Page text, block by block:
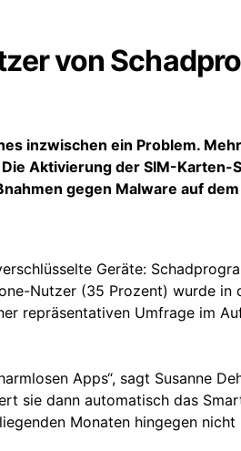
von
inzwischen ein Problem.
Aktivierung der SIM-Karten-
gegen Malware auf
Geräte:
Nutzer (35 Prozent) wurde in
repräsentativen Umfrage im
Apps“, sagt Susanne
sie dann automatisch das
Monaten hingegen